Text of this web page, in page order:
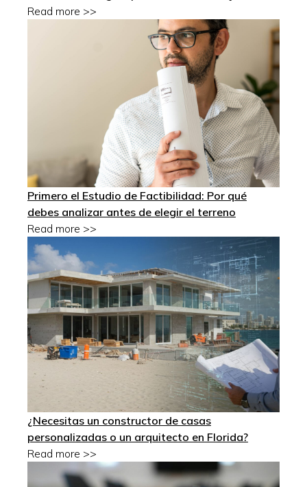
Read more >>
Primero el Estudio de Factibilidad: Por qué
debes analizar antes de elegir el terreno
Read more >>
¿Necesitas un constructor de casas
personalizadas o un arquitecto en Florida?
Read more >>